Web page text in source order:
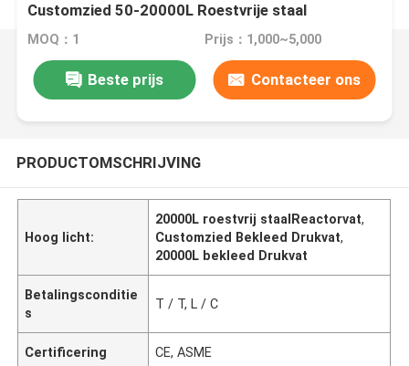
Customzied 50-20000L Roestvrije staal
MOQ：1 Prijs：1,000~5,000
Beste prijs Contacteer ons
PRODUCTOMSCHRIJVING
Hoog licht:
20000L roestvrij staalReactorvat,
Customzied Bekleed Drukvat,
20000L bekleed Drukvat
Betalingsconditie
s
T / T, L / C
Certificering CE, ASME